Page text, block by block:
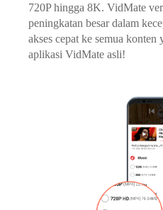
720P hingga 8K. VidMate
peningkatan besar dalam
akses cepat ke semua
aplikasi VidMate asli!